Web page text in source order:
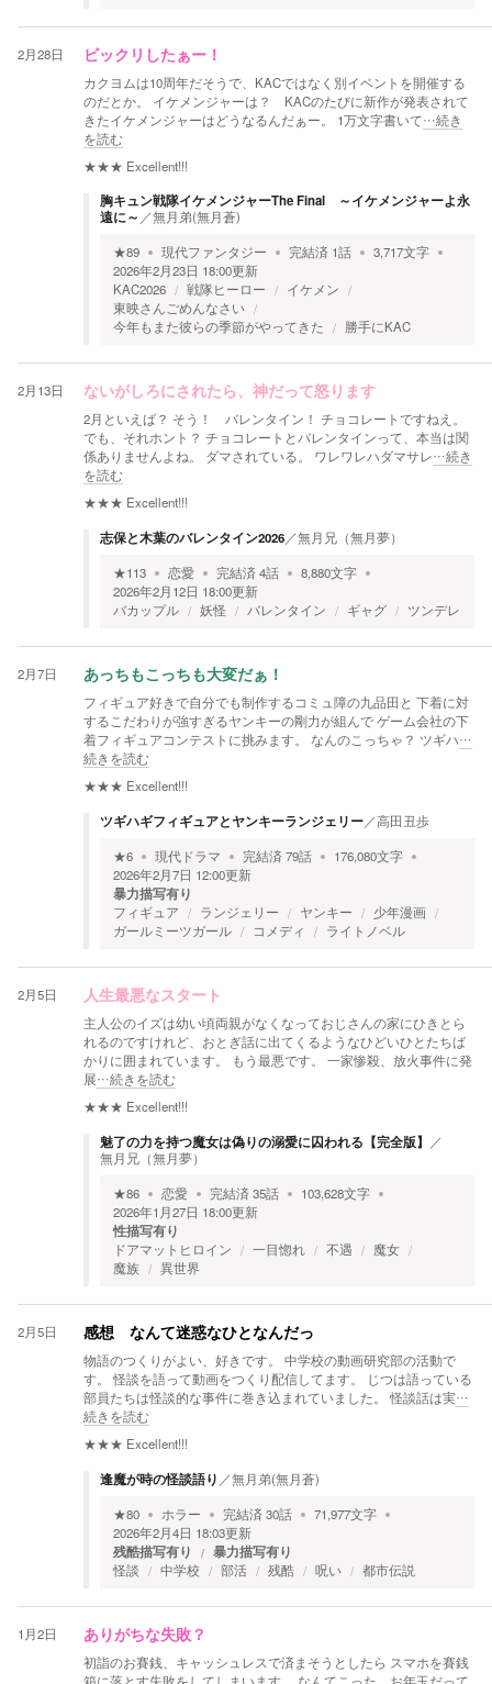
2月28日 ビックリしたぁー！
カクヨムは10周年だそうで、KACではなく別イベントを開催する
のだとか。 イケメンジャーは？ KACのたびに新作が発表されて
きたイケメンジャーはどうなるんだぁー。 1万文字書いて…続き
を読む
★★★ Excellent!!!
胸キュン戦隊イケメンジャーThe Final ～イケメンジャーよ永
遠に～ ／無月弟(無月蒼)
★89 現代ファンタジー 完結済 1話 3,717文字
2026年2月23日 18:00更新
KAC2026
戦隊ヒーロー
イケメン
東映さんごめんなさい
今年もまた彼らの季節がやってきた
勝手にKAC
2月13日 ないがしろにされたら、神だって怒ります
2月といえば？ そう！ バレンタイン！ チョコレートですねえ。
でも、それホント？ チョコレートとバレンタインって、本当は関
係ありませんよね。 ダマされている。 ワレワレハダマサレ…続き
を読む
★★★ Excellent!!!
志保と木葉のバレンタイン2026／無月兄（無月夢）
★113 恋愛 完結済4話 8,880文字
2026年2月12日 18:00更新
バカップル
妖怪 バレンタイン ギャグ ツンデレ
2月7日 あっちもこっちも大変だぁ！
フィギュア好きで自分でも制作するコミュ障の九品田と 下着に対
するこだわりが強すぎるヤンキーの剛力が組んで ゲーム会社の下
着フィギュアコンテストに挑みます。 なんのこっちゃ？ ツギハ…
続きを読む
★★★ Excellent!!!
ツギハギフィギュアとヤンキーランジェリー／高田丑歩
★6 現代ドラマ 完結済79話 176,080文字
2026年2月7日 12:00更新
暴力描写有り
フィギュア ランジェリー ヤンキー
少年漫画
ガールミーツガール
コメディ ライトノベル
2月5日 人生最悪なスタート
主人公のイズは幼い頃両親がなくなっておじさんの家にひきとら
れるのですけれど、おとぎ話に出てくるようなひどいひとたちば
かりに囲まれています。 もう最悪です。 一家惨殺、放火事件に発
展…続きを読む
★★★ Excellent!!!
魅了の力を持つ魔女は偽りの溺愛に囚われる【完全版】
／
無月兄（無月夢）
★86 恋愛 完結済35話 103,628文字
2026年1月27日 18:00更新
性描写有り
ドアマットヒロイン 一目惚れ 不遇
魔女
魔族
異世界
2月5日 感想 なんて迷惑なひとなんだっ
物語のつくりがよい、好きです。 中学校の動画研究部の活動で
す。 怪談を語って動画をつくり配信してます。 じつは語っている
部員たちは怪談的な事件に巻き込まれていました。 怪談話は実…
続きを読む
★★★ Excellent!!!
逢魔が時の怪談語り ／無月弟(無月蒼)
★80 ホラー 完結済30話 71,977文字
2026年2月4日 18:03更新
残酷描写有り 暴力描写有り
怪談 中学校 部活 残酷 呪い 都市伝説
1月2日 ありがちな失敗？
初詣のお賽銭、キャッシュレスで済まそうとしたら スマホを賽銭